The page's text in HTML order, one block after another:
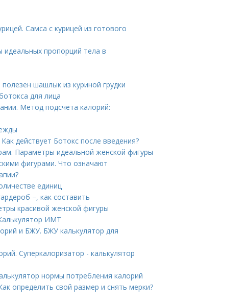
Самса с курицей из готового
идеальных пропорций тела в
шашлык из куриной грудки
для лица
Метод подсчета калорий:
действует Ботокс после введения?
Параметры идеальной женской фигуры
фигурами. Что означают
единиц
–, как составить
красивой женской фигуры
ИМТ
и БЖУ. БЖУ калькулятор для
Суперкалоризатор - калькулятор
нормы потребления калорий
определить свой размер и снять мерки?